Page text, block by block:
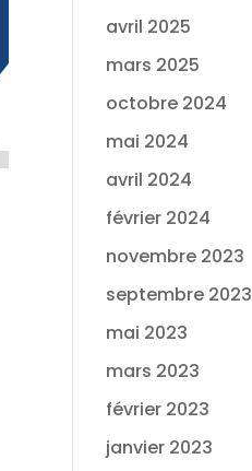
avril 2025
mars 2025
octobre 2024
mai 2024
avril 2024
février 2024
novembre 2023
septembre 2023
mai 2023
mars 2023
février 2023
janvier 2023